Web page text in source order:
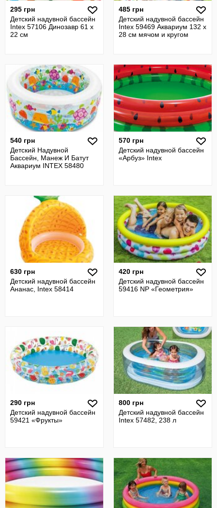
295 грн
Детский надувной бассейн
Intex 57106 Динозавр 61 х
22 см
485 грн
Детский надувной бассейн
Intex 59469 Аквариум 132 х
28 см мячом и кругом
540 грн
Детский Надувной
Бассейн, Манеж И Батут
Аквариум INTEX 58480
570 грн
Детский надувной бассейн
«Арбуз» Intex
630 грн
Детский надувной бассейн
Ананас, Intex 58414
420 грн
Детский надувной бассейн
59416 NP «Геометрия»
290 грн
Детский надувной бассейн
59421 «Фрукты»
800 грн
Детский надувной бассейн
Intex 57482, 238 л